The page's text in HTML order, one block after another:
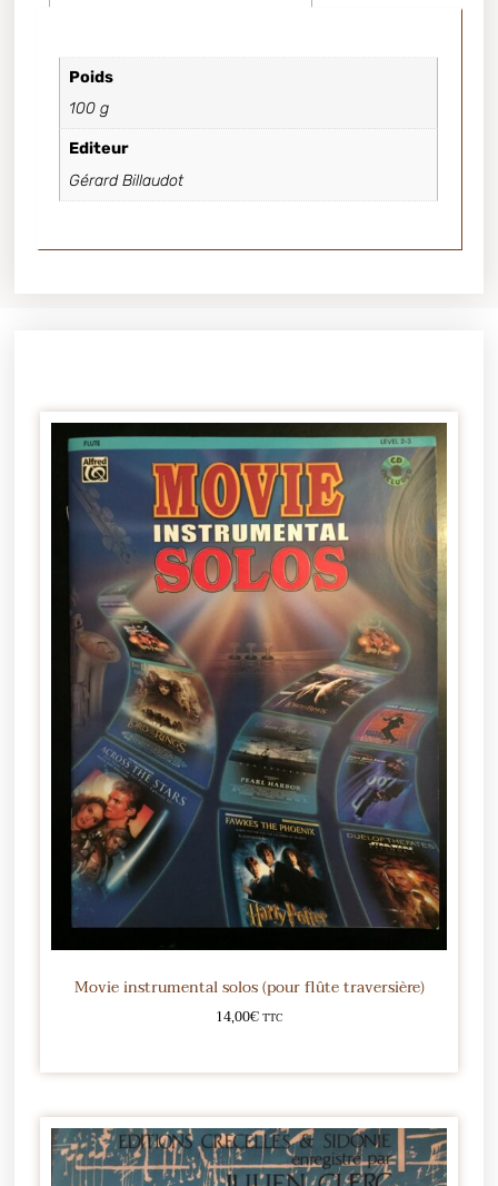
Poids
100 g
Editeur
Gérard Billaudot
Movie instrumental solos (pour flûte traversière)
14,00€TTC